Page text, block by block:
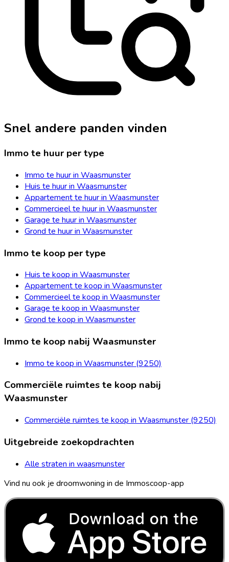
Snel andere panden vinden
Immo te huur per type
Immo te huur in Waasmunster
Huis te huur in Waasmunster
Appartement te huur in Waasmunster
Commercieel te huur in Waasmunster
Garage te huur in Waasmunster
Grond te huur in Waasmunster
Immo te koop per type
Huis te koop in Waasmunster
Appartement te koop in Waasmunster
Commercieel te koop in Waasmunster
Garage te koop in Waasmunster
Grond te koop in Waasmunster
Immo te koop nabij Waasmunster
Immo te koop in Waasmunster (9250)
Commerciële ruimtes te koop nabij
Waasmunster
Commerciële ruimtes te koop in Waasmunster (9250)
Uitgebreide zoekopdrachten
Alle straten in waasmunster
Vind nu ook je droomwoning in de Immoscoop-app